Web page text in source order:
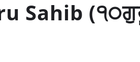
Sahib (੧੦ਗੁਰੂ